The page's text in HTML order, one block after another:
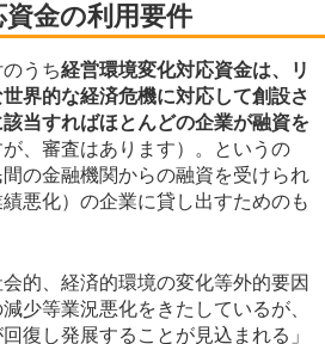
金の利用要件
うち経営環境変化対応資金は、リ
界的な経済危機に対応して創設さ
当すればほとんどの企業が融資を
が、審査はあります）。というの
の金融機関からの融資を受けられ
悪化）の企業に貸し出すためのも
的、経済的環境の変化等外的要因
少等業況悪化をきたしているが、
復し発展することが見込まれる」